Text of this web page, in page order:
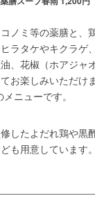
ノミ等の薬膳と、
ラタケやキクラゲ
、花椒（ホアジャ
お楽しみいただけま
ニューです。
したよだれ鶏や黒
も用意しています。